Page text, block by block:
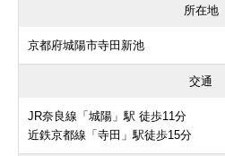
所在地
京都府城陽市寺田新池
交通
JR奈良線「城陽」駅 徒歩11分
近鉄京都線「寺田」駅徒歩15分